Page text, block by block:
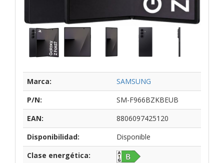
Marca:
SAMSUNG
P/N:
SM-F966BZKBEUB
EAN:
8806097425120
Disponibilidad:
Disponible
Clase energética: